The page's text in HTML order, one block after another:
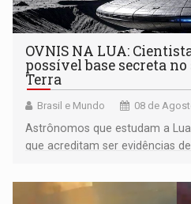
OVNIS NA LUA:
possível base secreta
Terra
Brasil e Mundo 08 de
Astrônomos que estudam a
que acreditam ser evidências
órbita